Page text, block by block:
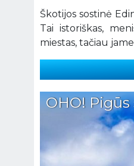
Škotijos sostinė
Tai istoriškas,
miestas, tačiau
OHO! Pigūs